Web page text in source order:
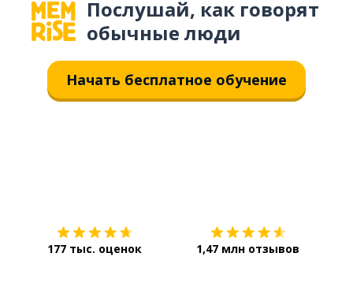
Послушай, как говорят
обычные люди
Начать бесплатное обучение
177 тыс. оценок 1,47 млн отзывов